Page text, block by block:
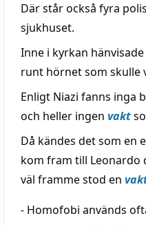
Där står också fyra
sjukhuset.
Inne i kyrkan hänvisade
runt hörnet som skulle
Enligt Niazi fanns inga
och heller ingen vakt
Då kändes det som en
kom fram till Leonardo
väl framme stod en
- Homofobi används